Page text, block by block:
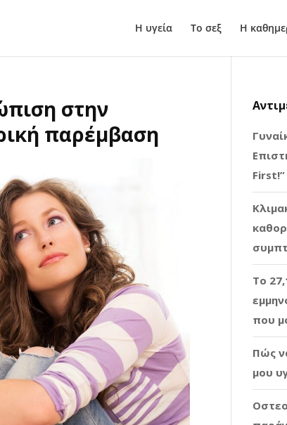
Η υγεία Το σεξ Η
στην
παρέμβαση
First!”
Το
που
Πώς
μου